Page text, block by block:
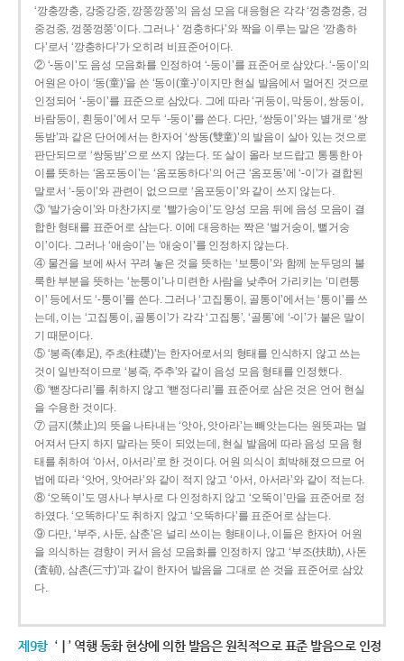
‘깡충깡충, 강중강중, 깡쭝깡쭝’의 음성 모음 대응형은 각각 ‘껑충껑충, 겅
중겅중, 껑쭝껑쭝’이다. 그러나 ‘ 껑충하다’와 짝을 이루는 말은 ‘깡총하
다’로서 ‘깡충하다’가 오히려 비표준어이다.
② ‘-동이’도 음성 모음화를 인정하여 ‘-둥이’를 표준어로 삼았다. ‘-둥이’의
어원은 아이 ‘동(童)’을 쓴 ‘동이(童-)’이지만 현실 발음에서 멀어진 것으로
인정되어 ‘-둥이’를 표준으로 삼았다. 그에 따라 ‘귀둥이, 막둥이, 쌍둥이,
바람둥이, 흰둥이’에서 모두 ‘-둥이’를 쓴다. 다만, ‘쌍둥이’와는 별개로 ‘쌍
동밤’과 같은 단어에서는 한자어 ‘쌍동(雙童)’의 발음이 살아 있는 것으로
판단되므로 ‘쌍둥밤’으로 쓰지 않는다. 또 살이 올라 보드랍고 통통한 아
이를 뜻하는 ‘옴포동이’는 ‘옴포동하다’의 어근 ‘옴포동’에 ‘-이’가 결합된
말로서 ‘-둥이’와 관련이 없으므로 ‘옴포둥이’와 같이 쓰지 않는다.
③ ‘발가숭이’와 마찬가지로 ‘빨가숭이’도 양성 모음 뒤에 음성 모음이 결
합한 형태를 표준어로 삼는다. 이에 대응하는 짝은 ‘벌거숭이, 뻘거숭
이’이다. 그러나 ‘애송이’는 ‘애숭이’를 인정하지 않는다.
④ 물건을 보에 싸서 꾸려 놓은 것을 뜻하는 ‘보퉁이’와 함께 눈두덩의 불
룩한 부분을 뜻하는 ‘눈퉁이’나 미련한 사람을 낮추어 가리키는 ‘미련퉁
이’ 등에서도 ‘-퉁이’를 쓴다. 그러나 ‘고집통이, 골통이’에서는 ‘통이’를 쓰
는데, 이는 ‘고집통이, 골통이’가 각각 ‘고집통’, ‘골통’에 ‘-이’가 붙은 말이
기 때문이다.
⑤ ‘봉족(奉足), 주초(柱礎)’는 한자어로서의 형태를 인식하지 않고 쓰는
것이 일반적이므로 ‘봉죽, 주추’와 같이 음성 모음 형태를 인정했다.
⑥ ‘뻗장다리’를 취하지 않고 ‘뻗정다리’를 표준어로 삼은 것은 언어 현실
을 수용한 것이다.
⑦ 금지(禁止)의 뜻을 나타내는 ‘앗아, 앗아라’는 빼앗는다는 원뜻과는 멀
어져서 단지 하지 말라는 뜻이 되었는데, 현실 발음에 따라 음성 모음 형
태를 취하여 ‘아서, 아서라’로 한 것이다. 어원 의식이 희박해졌으므로 어
법에 따라 ‘앗어, 앗어라’와 같이 적지 않고 ‘아서, 아서라’와 같이 적는다.
⑧ ‘오똑이’도 명사나 부사로 다 인정하지 않고 ‘오뚝이’만을 표준어로 정
하였다. ‘오똑하다’도 취하지 않고 ‘오뚝하다’를 표준어로 삼는다.
⑨ 다만, ‘부주, 사둔, 삼춘’은 널리 쓰이는 형태이나, 이들은 한자어 어원
을 의식하는 경향이 커서 음성 모음화를 인정하지 않고 ‘부조(扶助), 사돈
(査頓), 삼촌(三寸)’과 같이 한자어 발음을 그대로 쓴 것을 표준어로 삼았
다.
제9항 ‘ㅣ’ 역행 동화 현상에 의한 발음은 원칙적으로 표준 발음으로 인정